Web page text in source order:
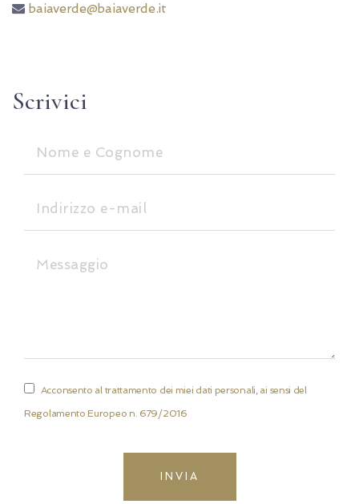
baiaverde@baiaverde.it
Scrivici
Acconsento al trattamento dei miei dati personali, ai sensi del
Regolamento Europeo n. 679/2016
INVIA